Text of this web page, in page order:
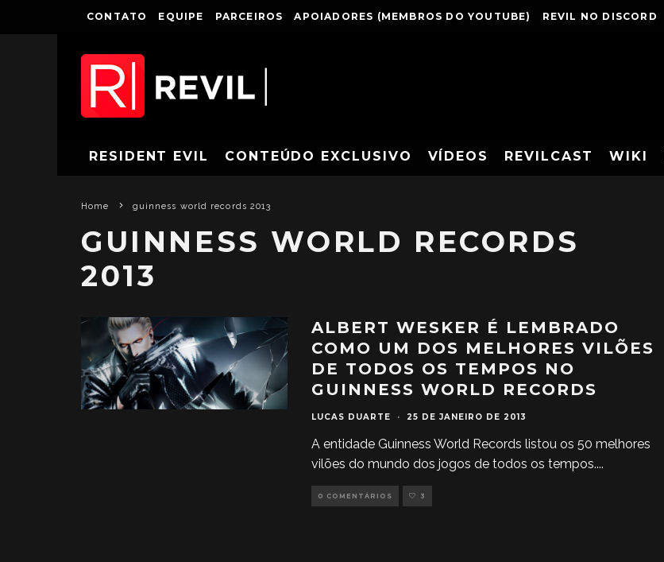
CONTATO EQUIPE PARCEIROS APOIADORES (MEMBROS DO YOUTUBE) REVIL NO DISCORD
RESIDENT EVIL CONTEÚDO EXCLUSIVO VÍDEOS REVILCAST WIKI
Home guinness world records 2013
GUINNESS WORLD RECORDS
2013
ALBERT WESKER É LEMBRADO
COMO UM DOS MELHORES VILÕES
DE TODOS OS TEMPOS NO
GUINNESS WORLD RECORDS
LUCAS DUARTE · 25 DE JANEIRO DE 2013
A entidade Guinness World Records listou os 50 melhores
vilões do mundo dos jogos de todos os tempos....
0 COMENTÁRIOS 3